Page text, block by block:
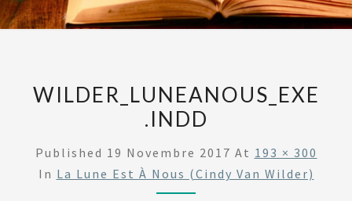
WILDER_LUNEANOUS_EXE
.INDD
Published 19 Novembre 2017 At 193 × 300
In La Lune Est À Nous (Cindy Van Wilder)